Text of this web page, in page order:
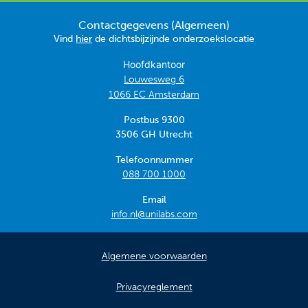
Contactgegevens (Algemeen)
Vind hier de dichtsbijzijnde onderzoekslocatie
Hoofdkantoor
Louwesweg 6
1066 EC Amsterdam
Postbus 9300
3506 GH Utrecht
Telefoonnummer
088 700 1000
Email
info.nl@unilabs.com
Algemene voorwaarden
Privacyreglement